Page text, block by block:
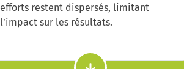
efforts restent dispersés, limitant
l’impact sur les résultats.